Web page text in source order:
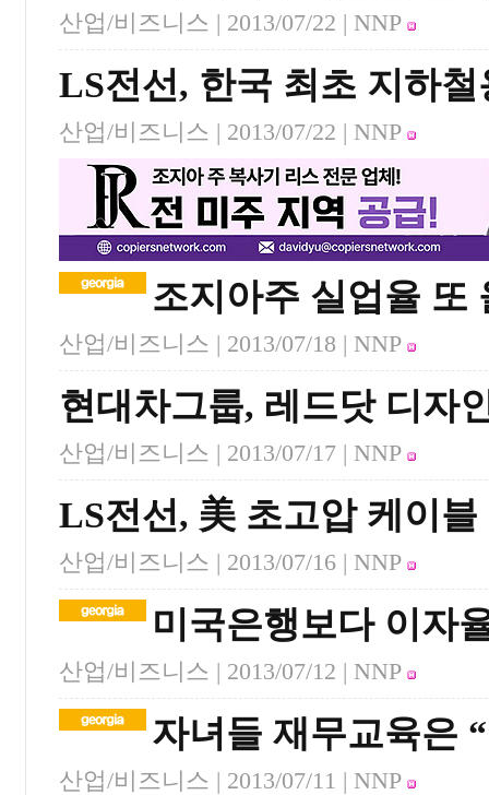
산업/비즈니스 | 2013/07/22 | NNP
LS전선, 한국 최초 지하
산업/비즈니스 | 2013/07/22 | NNP
조지아주 실업율 또
산업/비즈니스 | 2013/07/18 | NNP
현대차그룹, 레드닷 디자
산업/비즈니스 | 2013/07/17 | NNP
LS전선, 美 초고압 케이
산업/비즈니스 | 2013/07/16 | NNP
미국은행보다 이자
산업/비즈니스 | 2013/07/12 | NNP
자녀들 재무교육은
산업/비즈니스 | 2013/07/11 | NNP